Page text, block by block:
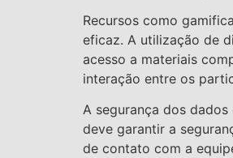
Recursos como
eficaz. A utilização de
acesso a materiais
interação entre os
A segurança dos
deve garantir a
de contato com a